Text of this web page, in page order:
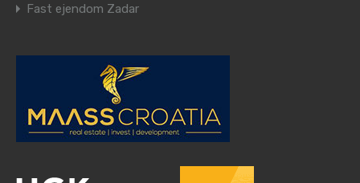
Fast ejendom Zadar